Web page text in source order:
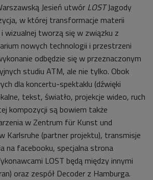
Jesień utwór LOSTJagody
w której transformacje materii
wizualnej tworzą się w związku z
nowych technologii i przestrzeni
odbędzie się w przeznaczonym
studiu ATM, ale nie tylko. Obok
dla koncertu-spektaklu (dźwięki
tekst, światło, projekcje wideo, ruch
kompozycji są bowiem także
w Zentrum für Kunst und
Karlsruhe (partner projektu), transmisje
na facebooku, specjalna strona
LOST będą między innymi
oraz zespół Decoder z Hamburga.